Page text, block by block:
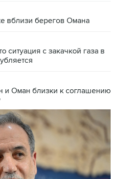
вблизи берегов Омана
ситуация с закачкой газа в
и Оман близки к соглашению